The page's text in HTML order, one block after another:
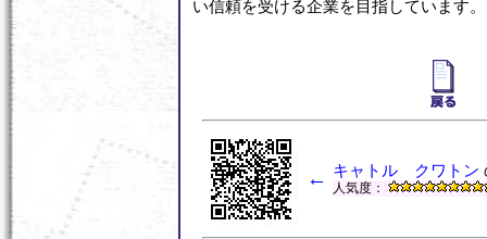
い信頼を受ける企業を目指しています。
← キャトル クワトン
人気度：